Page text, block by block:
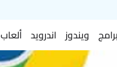
برامج ويندوز اندرويد ألعاب